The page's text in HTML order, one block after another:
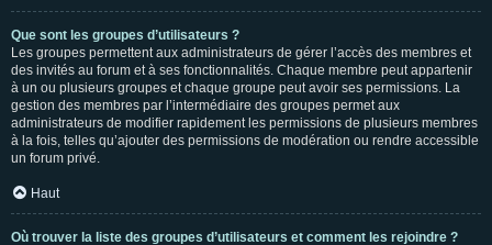
Que sont les groupes d’utilisateurs ?
Les groupes permettent aux administrateurs de gérer l’accès des membres et
des invités au forum et à ses fonctionnalités. Chaque membre peut appartenir
à un ou plusieurs groupes et chaque groupe peut avoir ses permissions. La
gestion des membres par l’intermédiaire des groupes permet aux
administrateurs de modifier rapidement les permissions de plusieurs membres
à la fois, telles qu’ajouter des permissions de modération ou rendre accessible
un forum privé.
Haut
Où trouver la liste des groupes d’utilisateurs et comment les rejoindre ?